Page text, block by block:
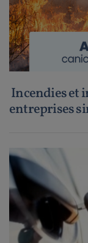
Incendies et
entreprises